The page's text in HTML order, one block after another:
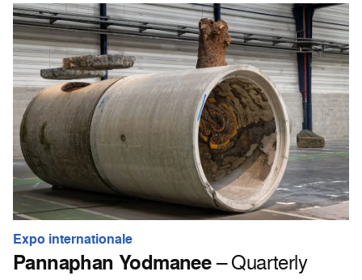
Expo internationale
Pannaphan Yodmanee– Quarterly